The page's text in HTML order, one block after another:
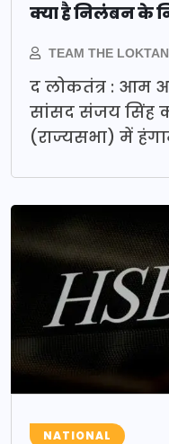
क्या है निलंबन के
TEAM THE
द लोकतंत्र : आम
सांसद संजय सिंह
(राज्यसभा) में
NATIONAL